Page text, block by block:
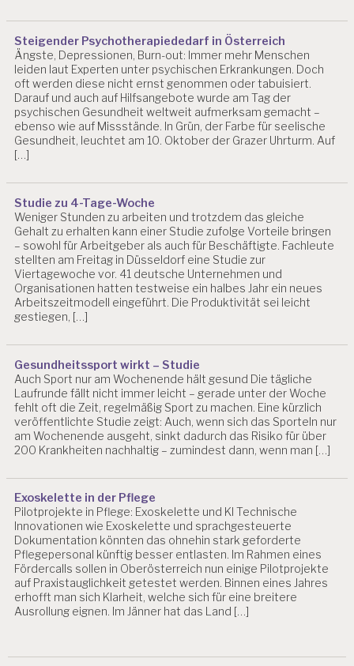
S
D
I
G
T
A
LI
E
N
G
R.
C
H
IS
A
N
B
LI
N
L
X
I
B
IL
IS
IE
N
Steigender Psychotherapiededarf in Österreich
Ängste, Depressionen, Burn-out: Immer mehr Menschen
leiden laut Experten unter psychischen Erkrankungen. Doch
oft werden diese nicht ernst genommen oder tabuisiert.
Darauf und auch auf Hilfsangebote wurde am Tag der
psychischen Gesundheit weltweit aufmerksam gemacht –
ebenso wie auf Missstände. In Grün, der Farbe für seelische
Gesundheit, leuchtet am 10. Oktober der Grazer Uhrturm. Auf
[…]
Studie zu 4-Tage-Woche
Weniger Stunden zu arbeiten und trotzdem das gleiche
Gehalt zu erhalten kann einer Studie zufolge Vorteile bringen
– sowohl für Arbeitgeber als auch für Beschäftigte. Fachleute
stellten am Freitag in Düsseldorf eine Studie zur
Viertagewoche vor. 41 deutsche Unternehmen und
Organisationen hatten testweise ein halbes Jahr ein neues
Arbeitszeitmodell eingeführt. Die Produktivität sei leicht
gestiegen, […]
Gesundheitssport wirkt – Studie
Auch Sport nur am Wochenende hält gesund Die tägliche
Laufrunde fällt nicht immer leicht – gerade unter der Woche
fehlt oft die Zeit, regelmäßig Sport zu machen. Eine kürzlich
veröffentlichte Studie zeigt: Auch, wenn sich das Sporteln nur
am Wochenende ausgeht, sinkt dadurch das Risiko für über
200 Krankheiten nachhaltig – zumindest dann, wenn man […]
Exoskelette in der Pflege
Pilotprojekte in Pflege: Exoskelette und KI Technische
Innovationen wie Exoskelette und sprachgesteuerte
Dokumentation könnten das ohnehin stark geforderte
Pflegepersonal künftig besser entlasten. Im Rahmen eines
Fördercalls sollen in Oberösterreich nun einige Pilotprojekte
auf Praxistauglichkeit getestet werden. Binnen eines Jahres
erhofft man sich Klarheit, welche sich für eine breitere
Ausrollung eignen. Im Jänner hat das Land […]